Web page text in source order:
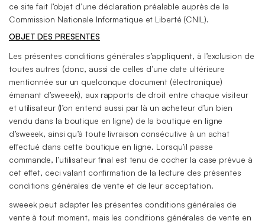
ce site fait l’objet d’une déclaration préalable auprès de la
Commission Nationale Informatique et Liberté (CNIL).
OBJET DES PRESENTES
Les présentes conditions générales s’appliquent, à l’exclusion de
toutes autres (donc, aussi de celles d’une date ultérieure
mentionnée sur un quelconque document (électronique)
émanant d’sweeek), aux rapports de droit entre chaque visiteur
et utilisateur (l’on entend aussi par là un acheteur d’un bien
vendu dans la boutique en ligne) de la boutique en ligne
d’sweeek, ainsi qu’à toute livraison consécutive à un achat
effectué dans cette boutique en ligne. Lorsqu’il passe
commande, l’utilisateur final est tenu de cocher la case prévue à
cet effet, ceci valant confirmation de la lecture des présentes
conditions générales de vente et de leur acceptation.
sweeek peut adapter les présentes conditions générales de
vente à tout moment, mais les conditions générales de vente en